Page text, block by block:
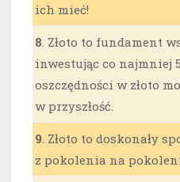
ich mieć!
8 . Złoto to fundament
inwestując co najmniej
oszczędności w złoto
w przyszłość.
9 . Złoto to doskonały
z pokolenia na